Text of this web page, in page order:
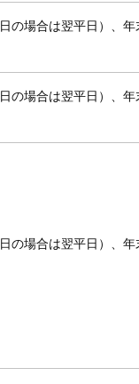
の場合は翌平日）、
の場合は翌平日）、
の場合は翌平日）、